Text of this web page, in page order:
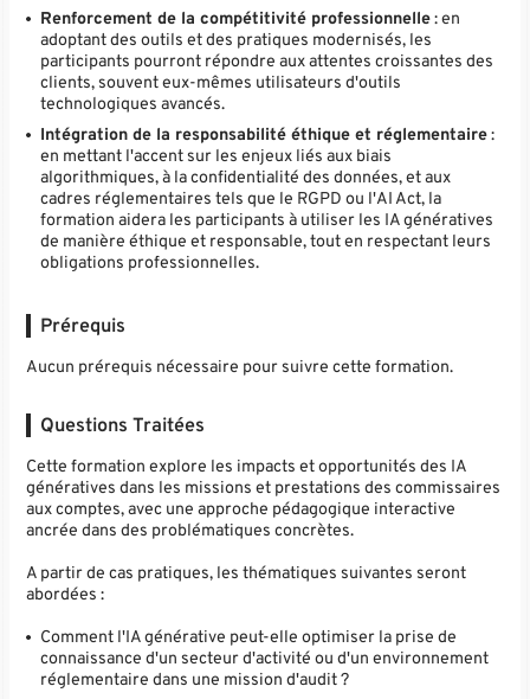
Renforcement de la compétitivité professionnelle: en
adoptant des outils et des pratiques modernisés, les
participants pourront répondre aux attentes croissantes des
clients, souvent eux-mêmes utilisateurs d'outils
technologiques avancés.
Intégration de la responsabilité éthique et réglementaire:
en mettant l'accent sur les enjeux liés aux biais
algorithmiques, à la confidentialité des données, et aux
cadres réglementaires tels que le RGPD ou l'AI Act, la
formation aidera les participants à utiliser les IA génératives
de manière éthique et responsable, tout en respectant leurs
obligations professionnelles.
Prérequis
Aucun prérequis nécessaire pour suivre cette formation.
Questions Traitées
Cette formation explore les impacts et opportunités des IA
génératives dans les missions et prestations des commissaires
aux comptes, avec une approche pédagogique interactive
ancrée dans des problématiques concrètes.
A partir de cas pratiques, les thématiques suivantes seront
abordées :
Comment l'IA générative peut-elle optimiser la prise de
connaissance d'un secteur d'activité ou d'un environnement
réglementaire dans une mission d'audit ?